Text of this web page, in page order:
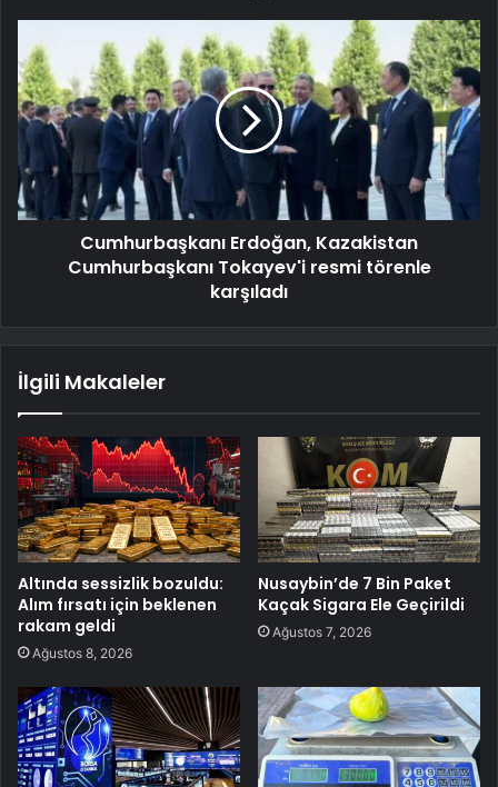
Cumhurbaşkanı Erdoğan, Kazakistan
Cumhurbaşkanı Tokayev'i resmi törenle
karşıladı
İlgili Makaleler
Altında sessizlik bozuldu:
Alım fırsatı için beklenen
rakam geldi
Ağustos 8, 2026
Nusaybin’de 7 Bin Paket
Kaçak Sigara Ele Geçirildi
Ağustos 7, 2026